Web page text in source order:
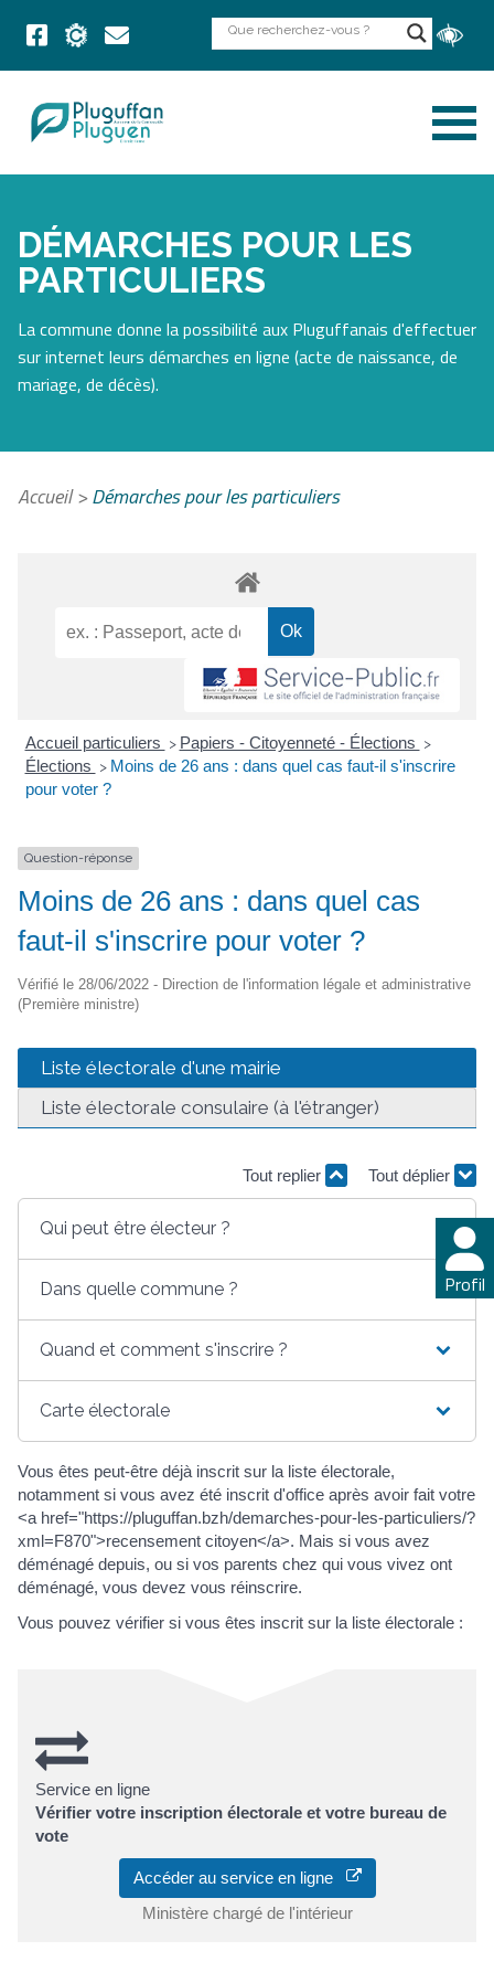
DÉMARCHES POUR LES
PARTICULIERS
La commune donne la possibilité aux Pluguffanais d'effectuer
sur internet leurs démarches en ligne (acte de naissance, de
mariage, de décès).
Profil
Accueil>Démarches pour les particuliers
Accueil particuliers > Papiers - Citoyenneté - Élections >
Élections > Moins de 26 ans : dans quel cas faut-il s'inscrire
pour voter ?
Question-réponse
Moins de 26 ans : dans quel cas
faut-il s'inscrire pour voter ?
Vérifié le 28/06/2022 - Direction de l'information légale et administrative
(Première ministre)
Liste électorale d'une mairie
Liste électorale consulaire (à l'étranger)
Tout replier Tout déplier
Qui peut être électeur ?
Dans quelle commune ?
Quand et comment s'inscrire ?
Carte électorale
Vous êtes peut-être déjà inscrit sur la liste électorale,
notamment si vous avez été inscrit d'office après avoir fait votre
<a href="https://pluguffan.bzh/demarches-pour-les-particuliers/?
xml=F870">recensement citoyen</a>. Mais si vous avez
déménagé depuis, ou si vos parents chez qui vous vivez ont
déménagé, vous devez vous réinscrire.
Vous pouvez vérifier si vous êtes inscrit sur la liste électorale :
Service en ligne
Vérifier votre inscription électorale et votre bureau de
vote
Accéder au service en ligne
Ministère chargé de l'intérieur